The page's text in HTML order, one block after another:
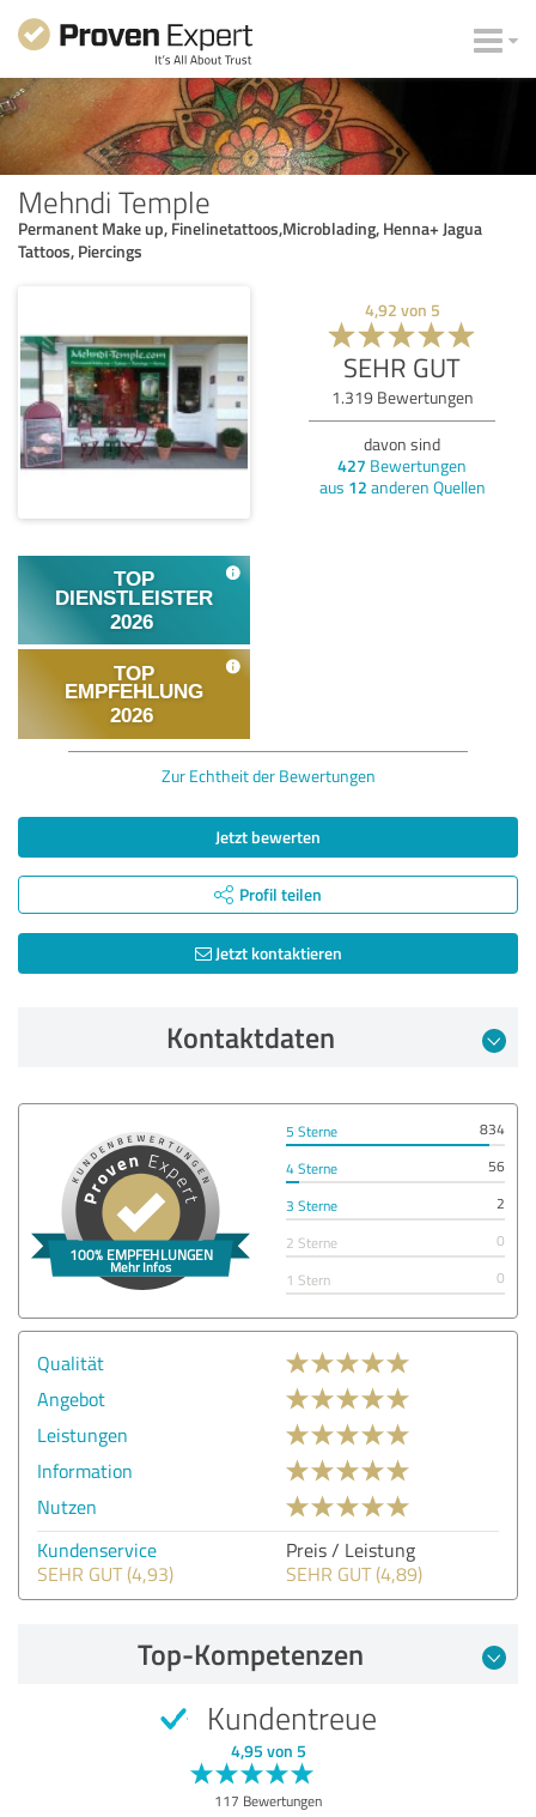
Mehndi Temple
Permanent Make up, Finelinetattoos,Microblading, Henna+ Jagua
Tattoos, Piercings
4,92 von 5
SEHR GUT
1.319 Bewertungen
davon sind
427 Bewertungen
aus 12 anderen Quellen
Zur Echtheit der Bewertungen
Jetzt bewerten
Profil teilen
Jetzt kontaktieren
Kontaktdaten
5 Sterne
834
4 Sterne
56
3 Sterne
2
2 Sterne
0
1 Stern
0
Qualität
Angebot
Leistungen
Information
Nutzen
Kundenservice
SEHR GUT (4,93)
Preis / Leistung
SEHR GUT (4,89)
Top-Kompetenzen
Kundentreue
4,95 von 5
117 Bewertungen